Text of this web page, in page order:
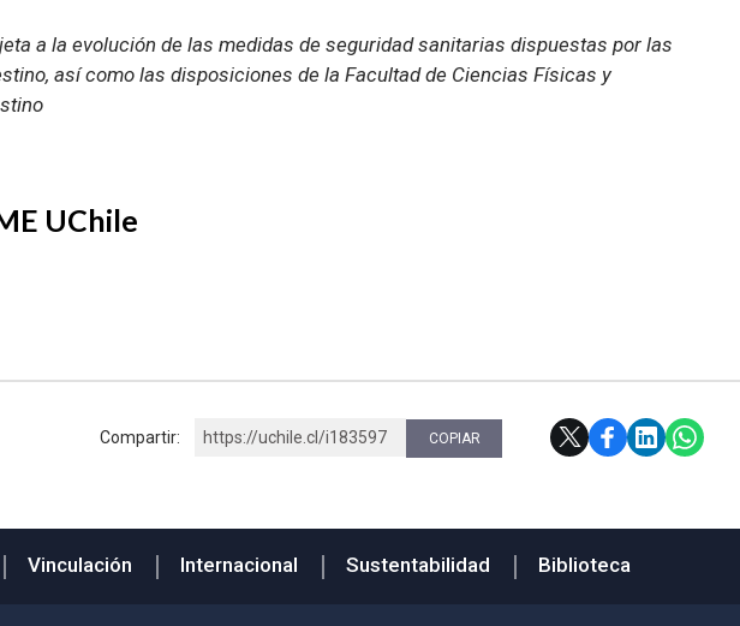
a la evolución de las medidas de seguridad sanitarias dispuestas por las
así como las disposiciones de la Facultad de Ciencias Físicas y
UChile
Compartir: https://uchile.cl/i183597 COPIAR
Vinculación Internacional Sustentabilidad Biblioteca